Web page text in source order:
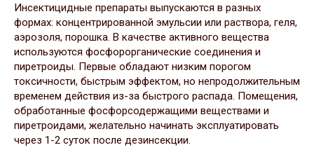
Инсектицидные препараты выпускаются в разных
формах: концентрированной эмульсии или раствора, геля,
аэрозоля, порошка. В качестве активного вещества
используются фосфорорганические соединения и
пиретроиды. Первые обладают низким порогом
токсичности, быстрым эффектом, но непродолжительным
временем действия из-за быстрого распада. Помещения,
обработанные фосфорсодержащими веществами и
пиретроидами, желательно начинать эксплуатировать
через 1-2 суток после дезинсекции.